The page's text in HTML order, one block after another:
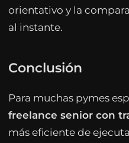
orientativo y la
al instante.
Conclusión
Para muchas pymes
freelance senior con
más eficiente de